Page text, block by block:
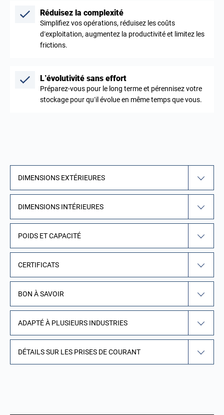
Réduisez la complexité
Simplifiez vos opérations, réduisez les coûts
d’exploitation, augmentez la productivité et limitez les
frictions.
L’évolutivité sans effort
Préparez-vous pour le long terme et pérennisez votre
stockage pour qu’il évolue en même temps que vous.
DIMENSIONS EXTÉRIEURES
DIMENSIONS INTÉRIEURES
POIDS ET CAPACITÉ
CERTIFICATS
BON À SAVOIR
ADAPTÉ À PLUSIEURS INDUSTRIES
DÉTAILS SUR LES PRISES DE COURANT